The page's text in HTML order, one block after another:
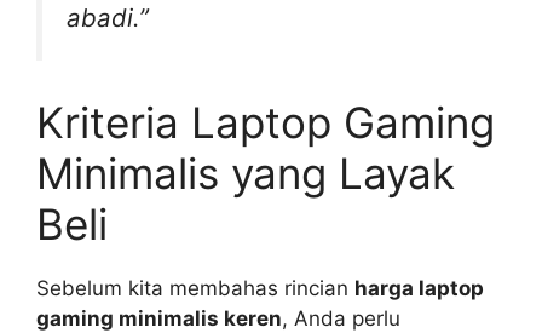
abadi.”
Kriteria Laptop Gaming
Minimalis yang Layak
Beli
Sebelum kita membahas rincian harga laptop
gaming minimalis keren, Anda perlu